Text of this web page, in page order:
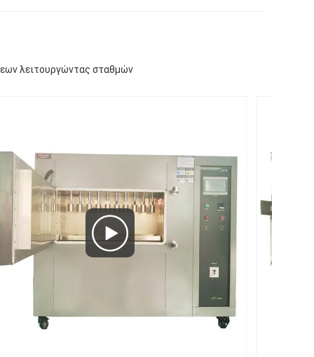
λειτουργώντας σταθμών